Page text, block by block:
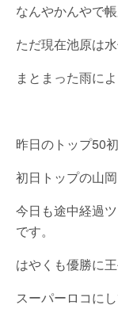
なんやかんやで
ただ現在池原は
まとまった雨に
昨日のトップ50
初日トップの山岡
今日も途中経過
です。
はやくも優勝に
スーパーロコに